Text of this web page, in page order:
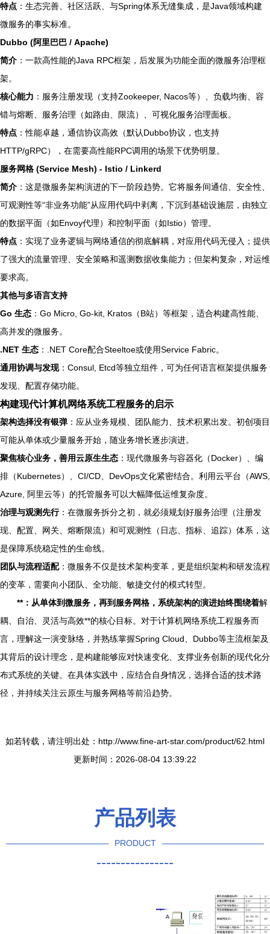
特点 ：生态完善、社区活跃、与Spring体系无缝集成，是Java领域构建
微服务的事实标准。
Dubbo (阿里巴巴 / Apache)
简介 ：一款高性能的Java RPC框架，后发展为功能全面的微服务治理框
架。
核心能力 ：服务注册发现（支持Zookeeper, Nacos等）、负载均衡、容
错与熔断、服务治理（如路由、限流）、可视化服务治理面板。
特点 ：性能卓越，通信协议高效（默认Dubbo协议，也支持
HTTP/gRPC），在需要高性能RPC调用的场景下优势明显。
服务网格 (Service Mesh) - Istio / Linkerd
简介 ：这是微服务架构演进的下一阶段趋势。它将服务间通信、安全性、
可观测性等“非业务功能”从应用代码中剥离，下沉到基础设施层，由独立
的数据平面（如Envoy代理）和控制平面（如Istio）管理。
特点 ：实现了业务逻辑与网络通信的彻底解耦，对应用代码无侵入；提供
了强大的流量管理、安全策略和遥测数据收集能力；但架构复杂，对运维
要求高。
其他与多语言支持
Go 生态 ：Go Micro, Go-kit, Kratos（B站）等框架，适合构建高性能、
高并发的微服务。
.NET 生态 ：.NET Core配合Steeltoe或使用Service Fabric。
通用协调与发现：Consul, Etcd等独立组件，可为任何语言框架提供服务
发现、配置存储功能。
构建现代计算机网络系统工程服务的启示
架构选择没有银弹 ：应从业务规模、团队能力、技术积累出发。初创项目
可能从单体或少量服务开始，随业务增长逐步演进。
聚焦核心业务，善用云原生生态 ：现代微服务与容器化（Docker）、编
排（Kubernetes）、CI/CD、DevOps文化紧密结合。利用云平台（AWS,
Azure, 阿里云等）的托管服务可以大幅降低运维复杂度。
治理与观测先行：在微服务拆分之初，就必须规划好服务治理（注册发
现、配置、网关、熔断限流）和可观测性（日志、指标、追踪）体系，这
是保障系统稳定性的生命线。
团队与流程适配：微服务不仅是技术架构变革，更是组织架构和研发流程
的变革，需要向小团队、全功能、敏捷交付的模式转型。
**：从单体到微服务，再到服务网格，系统架构的演进始终围绕着解
耦、自治、灵活与高效**的核心目标。对于计算机网络系统工程服务而
言，理解这一演变脉络，并熟练掌握Spring Cloud、Dubbo等主流框架及
其背后的设计理念，是构建能够应对快速变化、支撑业务创新的现代化分
布式系统的关键。在具体实践中，应结合自身情况，选择合适的技术路
径，并持续关注云原生与服务网格等前沿趋势。
如若转载，请注明出处：http://www.fine-art-star.com/product/62.html
更新时间：2026-08-04 13:39:22
产品列表
PRODUCT
----------------